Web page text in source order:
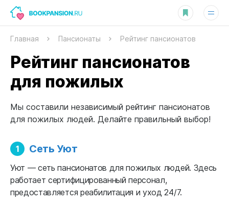
Главная Пансионаты Рейтинг пансионатов
Рейтинг пансионатов
для пожилых
Мы составили независимый рейтинг пансионатов
для пожилых людей. Делайте правильный выбор!
1 Сеть Уют
Уют — сеть пансионатов для пожилых людей. Здесь
работает сертифицированный персонал,
предоставляется реабилитация и уход 24/7.